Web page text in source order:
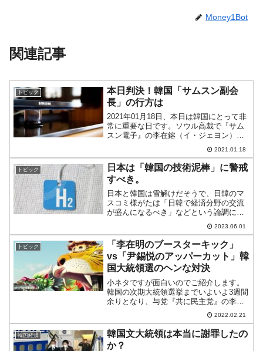
Money1Bot
関連記事
トピック
本日判決！韓国「サムスン副会
長」の行方は
2021年01月18日、本日は韓国にとって非
常に重要な日です。ソウル高裁で『サム
スン電子』の李在鎔（イ・ジェヨン）副
会長に対する判決が出ます。これは、最
高裁からの差し戻された事案についての
判決。前朴槿恵（パク・クネ）政権時代
に、崔順実（チェ...
2021.01.18
トピック
日本は「韓国の技術泥棒」に警戒
すべき。
日本と韓国は雪解けだそうで、日韓のマ
スコミ様がたは「日韓で経済分野の交流
が盛んになるべき」などという論調にな
っています。しかし、韓国が求めている
ことは「日本よ先端技術をよこせ（日本
から技術を取ろう）」です。二進も三進
もいかない韓国が考えるこ...
2023.06.01
トピック
「李在明のブースターキック」
vs「尹錫悦のアッパーカット」韓
国大統領選のヘンな対決
小ネタですが面白いのでご紹介します。
韓国の次期大統領選挙までいよいよ3週間
余りとなり、与党『共に民主党』の李在
明（イ・ジェミョン）候補、『国民の
力』尹錫悦（ユン・ソギョル）候補の二
人とも遊説に一層力が入っております。
今、韓国で2人の候補の「...
2022.02.21
韓国経済
韓国文大統領は本当に謝罪したの
か？